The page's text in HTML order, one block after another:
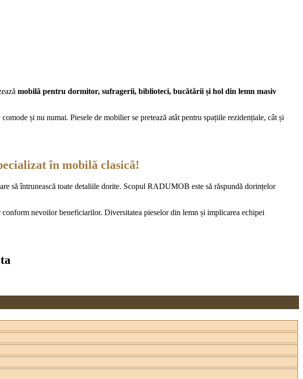
mobilă pentru dormitor, sufragerii, biblioteci, bucătării și hol din lemn masiv
și nu numai. Piesele de mobilier se pretează atât pentru spațiile rezidențiale, cât și
în mobilă clasică!
să întrunească toate detaliile dorite. Scopul RADUMOB este să răspundă dorințelor
nevoilor beneficiarilor. Diversitatea pieselor din lemn și implicarea echipei